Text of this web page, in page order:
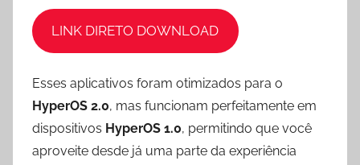
LINK DIRETO DOWNLOAD
Esses aplicativos foram otimizados para o
HyperOS 2.0, mas funcionam perfeitamente em
dispositivos HyperOS 1.0, permitindo que você
aproveite desde já uma parte da experiência